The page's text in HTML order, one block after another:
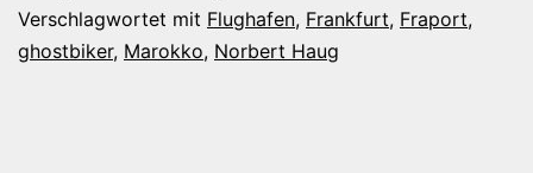
Verschlagwortet mit Flughafen, Frankfurt, Fraport,
ghostbiker, Marokko, Norbert Haug